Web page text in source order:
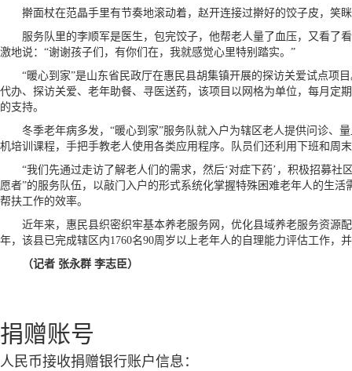
擀面杖在范晶手里有节奏地滚动着，赵开连接过擀好的饺子皮，笑
服务队里的李顺军是医生，包完饺子，他帮老人量了血压，又看了
激地说：“谢谢孩子们，有你们在，我就感觉心里特别踏实。”
“暖心到家”是山东省民政厅在惠民县胡集镇开展的探访关爱试点项目
代办、探访关爱、老年助餐、寻医送药，该项目以网格为单位，每月定
的支持。
冬季老年病多发，“暖心到家”服务队就入户为辖区老人提供问诊、
机培训课程，手把手教老人使用各类应用程序。队员们还利用下班和周
“我们先通过走访了解老人们的需求，然后‘对症下药’，积极招募社
愿者”的服务队伍，以敲门入户的形式系统化掌握特殊困难老年人的生
帮扶工作的效率。
近年来，惠民县织密织牢基本养老服务网，优化县域养老服务资源配
年，该县已完成辖区内1760名90周岁以上老年人的自理能力评估工作，
（记者 张永群 李志臣）
捐赠账号
人民币接收捐赠银行账户信息：